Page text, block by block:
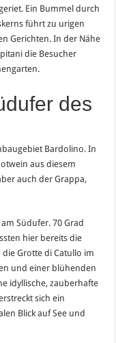
Ein Bummel durch
führt zu urigen
Gerichten. In der Nähe
die Besucher
des
Bardolino. In
aus diesem
auch der Grappa,
Südufer. 70 Grad
hier bereits die
die Grotte di Catullo im
und einer blühenden
idyllische, zauberhafte
sich ein
Blick auf See und